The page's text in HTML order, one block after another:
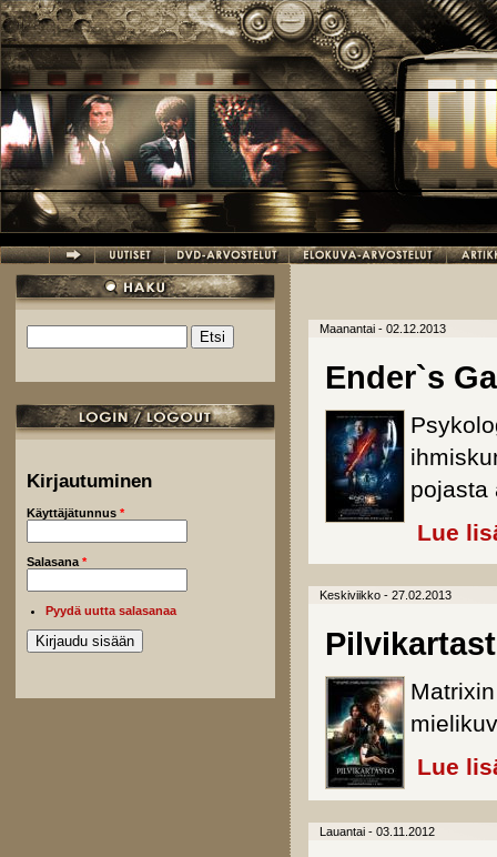
Hyppää pääsisältöön
Hakulomake
Kirjautuminen
Käyttäjätunnus *
Salasana *
Pyydä uutta salasanaa
Maanantai - 02.12.2013
Ender`s
pojasta
Lue
Keskiviikko - 27.02.2013
Lue
Lauantai - 03.11.2012